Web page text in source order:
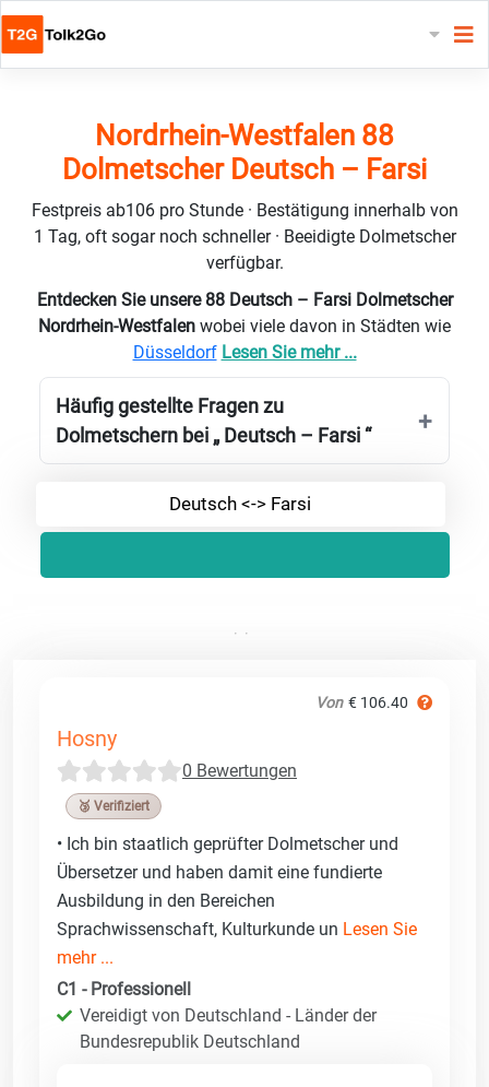
Nordrhein-Westfalen 88
Dolmetscher Deutsch – Farsi
Festpreis ab106 pro Stunde · Bestätigung innerhalb von
1 Tag, oft sogar noch schneller · Beeidigte Dolmetscher
verfügbar.
Entdecken Sie unsere 88 Deutsch – Farsi Dolmetscher
Nordrhein-Westfalen wobei viele davon in Städten wie
Düsseldorf Lesen Sie mehr ...
Häufig gestellte Fragen zu
Dolmetschern bei „ Deutsch – Farsi “
Deutsch <-> Farsi
Von € 106.40
Hosny
0 Bewertungen
🥉 Verifiziert
• Ich bin staatlich geprüfter Dolmetscher und
Übersetzer und haben damit eine fundierte
Ausbildung in den Bereichen
Sprachwissenschaft, Kulturkunde un Lesen Sie
mehr ...
C1 - Professionell
Vereidigt von Deutschland - Länder der
Bundesrepublik Deutschland